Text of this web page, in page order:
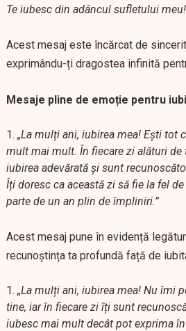
Te iubesc din adâncul sufletului
Acest mesaj este încărcat de
exprimându-ți dragostea infinită
Mesaje pline de emoție pentru
„La mulți ani, iubirea mea! Ești tot
mult mai mult. În fiecare zi alături de
iubirea adevărată și sunt
Îți doresc ca această zi să fie la fel
parte de un an plin de împliniri.”
Acest mesaj pune în evidență
recunoștința ta profundă față de
„La mulți ani, iubirea mea! Nu îmi
tine, iar în fiecare zi îți sunt
iubesc mai mult decât pot exprima